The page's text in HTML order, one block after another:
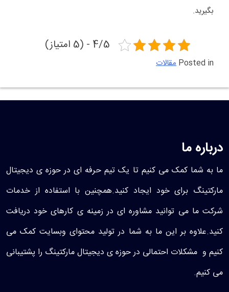
بگیرید.
4/5 - (5 امتیاز)
Posted in مقالات
درباره ما
ما به شما کمک می کنیم تا یک تیم حرفه ای در حوزه ی دیجیتال
مارکتینگ برای خود ایجاد کنید.همچنین با استفاده از خدمات
شرکت ما می توانید مشاوره ای در زمینه ی کارهای خود دریافت
کنید.علاوه بر این ما به شما در تولید محتوای وبسایت کمک می
کنیم و مشکلات احتمالی در حوزه ی دیجیتال مارکتینگ را پشتیبانی
می کنیم.